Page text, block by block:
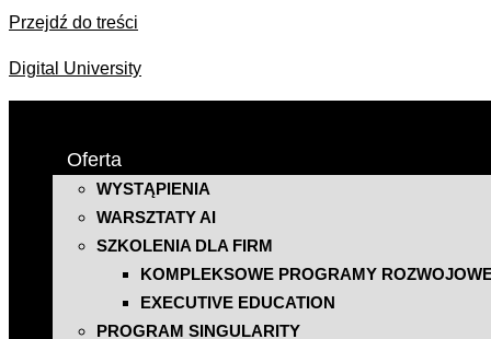
Przejdź do treści
Digital University
Oferta
WYSTĄPIENIA
WARSZTATY AI
SZKOLENIA DLA FIRM
KOMPLEKSOWE PROGRAMY
EXECUTIVE EDUCATION
PROGRAM SINGULARITY